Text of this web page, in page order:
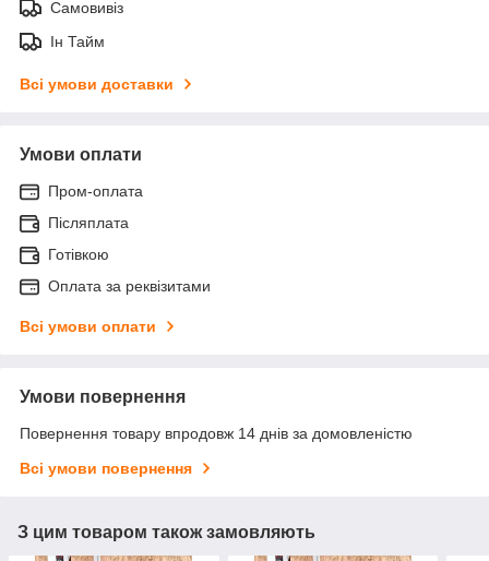
Самовивіз
Ін Тайм
Всі умови доставки
Умови оплати
Пром-оплата
Післяплата
Готівкою
Оплата за реквізитами
Всі умови оплати
Умови повернення
Повернення товару впродовж 14 днів за домовленістю
Всі умови повернення
З цим товаром також замовляють